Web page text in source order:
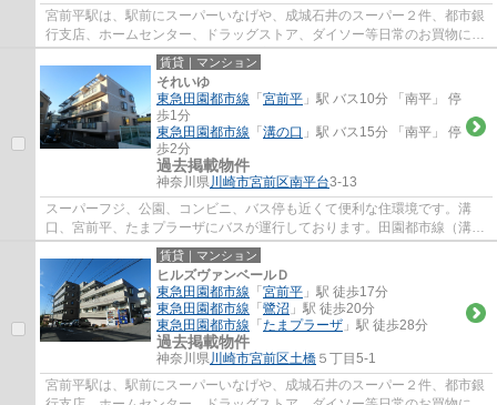
宮前平駅は、駅前にスーパーいなげや、成城石井のスーパー２件、都市銀
行支店、ホームセンター、ドラッグストア、ダイソー等日常のお買物に
は、事欠かないのと、駅北側には、宮前区役...
賃貸｜マンション
それいゆ
東急田園都市線 「 宮前平 」駅 バス10分 「南平」 停
歩1分
東急田園都市線 「 溝の口 」駅 バス15分 「南平」 停
歩2分
過去掲載物件
神奈川県川崎市宮前区南平台3-13
スーパーフジ、公園、コンビニ、バス停も近くて便利な住環境です。溝
口、宮前平、たまプラーザにバスが運行しております。田園都市線（溝の
口駅・梶ヶ谷駅・宮崎台駅・宮前平駅・鷺沼...
賃貸｜マンション
ヒルズヴァンベールＤ
東急田園都市線 「 宮前平 」駅 徒歩17分
東急田園都市線 「 鷺沼 」駅 徒歩20分
東急田園都市線 「 たまプラーザ 」駅 徒歩28分
過去掲載物件
神奈川県川崎市宮前区土橋 ５丁目5-1
宮前平駅は、駅前にスーパーいなげや、成城石井のスーパー２件、都市銀